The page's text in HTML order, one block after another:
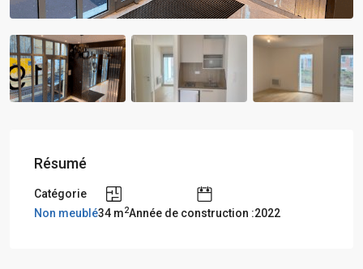
Résumé
Catégorie
Non meublé34 m2Année de construction :2022